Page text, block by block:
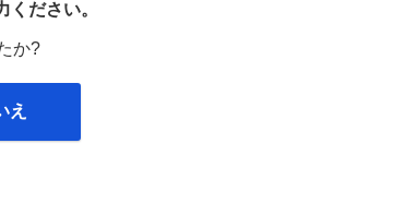
ださい。
か?
え